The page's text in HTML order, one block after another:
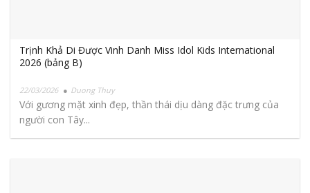
Trịnh Khả Di Được Vinh Danh Miss Idol Kids International
2026 (bảng B)
22/03/2026 Duong Thuy
Với gương mặt xinh đẹp, thần thái dịu dàng đặc trưng của
người con Tây...